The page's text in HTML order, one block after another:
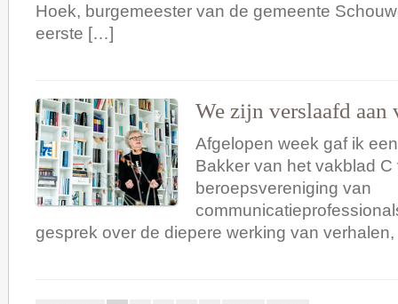
Hoek, burgemeester van de gemeente
eerste […]
We zijn verslaafd aan
Afgelopen week gaf ik
Bakker van het vakblad
beroepsvereniging van
gesprek over de diepere werking van